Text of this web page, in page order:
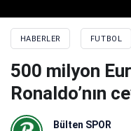
HABERLER FUTBOL
500 milyon
Ronaldo’nın
Bülten SPOR